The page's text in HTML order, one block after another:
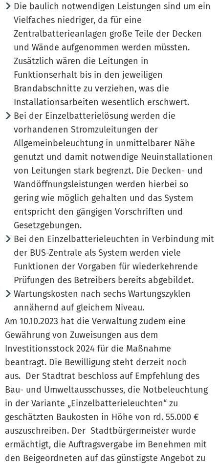
Die baulich notwendigen Leistungen sind um ein
Vielfaches niedriger, da für eine
Zentralbatterieanlagen große Teile der Decken
und Wände aufgenommen werden müssten.
Zusätzlich wären die Leitungen in
Funktionserhalt bis in den jeweiligen
Brandabschnitte zu verziehen, was die
Installationsarbeiten wesentlich erschwert.
Bei der Einzelbatterielösung werden die
vorhandenen Stromzuleitungen der
Allgemeinbeleuchtung in unmittelbarer Nähe
genutzt und damit notwendige Neuinstallationen
von Leitungen stark begrenzt. Die Decken- und
Wandöffnungsleistungen werden hierbei so
gering wie möglich gehalten und das System
entspricht den gängigen Vorschriften und
Gesetzgebungen.
Bei den Einzelbatterieleuchten in Verbindung mit
der BUS-Zentrale als System werden viele
Funktionen der Vorgaben für wiederkehrende
Prüfungen des Betreibers bereits abgebildet.
Wartungskosten nach sechs Wartungszyklen
annähernd auf gleichem Niveau.
Am 10.10.2023 hat die Verwaltung zudem eine
Gewährung von Zuweisungen aus dem
Investitionsstock 2024 für die Maßnahme
beantragt. Die Bewilligung steht derzeit noch
aus. Der Stadtrat beschloss auf Empfehlung des
Bau- und Umweltausschusses, die Notbeleuchtung
in der Variante „Einzelbatterieleuchten“ zu
geschätzten Baukosten in Höhe von rd. 55.000 €
auszuschreiben. Der Stadtbürgermeister wurde
ermächtigt, die Auftragsvergabe im Benehmen mit
den Beigeordneten auf das günstigste Angebot zu